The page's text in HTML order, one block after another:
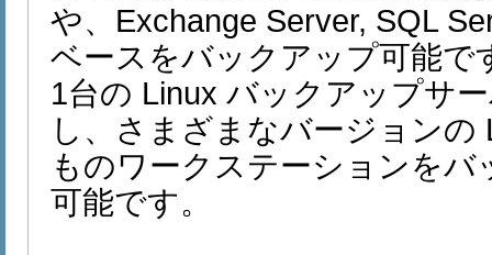
や、Exchange Server, SQL
ベースをバックアップ可能で
1台の Linux バックアップサ
し、さまざまなバージョンの
ものワークステーションを
可能です。